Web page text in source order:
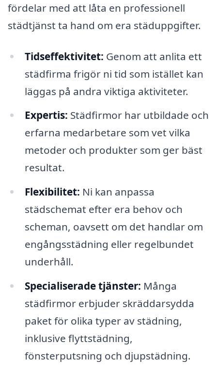
fördelar med att låta en professionell
städtjänst ta hand om era städuppgifter.
Tidseffektivitet: Genom att anlita ett
städfirma frigör ni tid som istället kan
läggas på andra viktiga aktiviteter.
Expertis: Städfirmor har utbildade och
erfarna medarbetare som vet vilka
metoder och produkter som ger bäst
resultat.
Flexibilitet: Ni kan anpassa
städschemat efter era behov och
scheman, oavsett om det handlar om
engångsstädning eller regelbundet
underhåll.
Specialiserade tjänster: Många
städfirmor erbjuder skräddarsydda
paket för olika typer av städning,
inklusive flyttstädning,
fönsterputsning och djupstädning.